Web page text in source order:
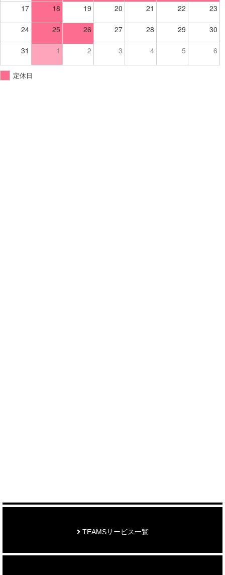
17 18 19 20 21 22 23
24 25 26 27 28 29 30
31 1 2 3 4 5 6
定休日
TEAMSサービス一覧